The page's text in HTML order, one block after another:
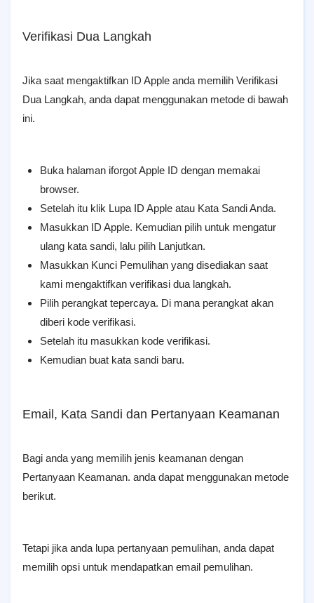
Verifikasi Dua Langkah
Jika saat mengaktifkan ID Apple anda memilih Verifikasi
Dua Langkah, anda dapat menggunakan metode di bawah
ini.
Buka halaman iforgot Apple ID dengan memakai
browser.
Setelah itu klik Lupa ID Apple atau Kata Sandi Anda.
Masukkan ID Apple. Kemudian pilih untuk mengatur
ulang kata sandi, lalu pilih Lanjutkan.
Masukkan Kunci Pemulihan yang disediakan saat
kami mengaktifkan verifikasi dua langkah.
Pilih perangkat tepercaya. Di mana perangkat akan
diberi kode verifikasi.
Setelah itu masukkan kode verifikasi.
Kemudian buat kata sandi baru.
Email, Kata Sandi dan Pertanyaan Keamanan
Bagi anda yang memilih jenis keamanan dengan
Pertanyaan Keamanan. anda dapat menggunakan metode
berikut.
Tetapi jika anda lupa pertanyaan pemulihan, anda dapat
memilih opsi untuk mendapatkan email pemulihan.